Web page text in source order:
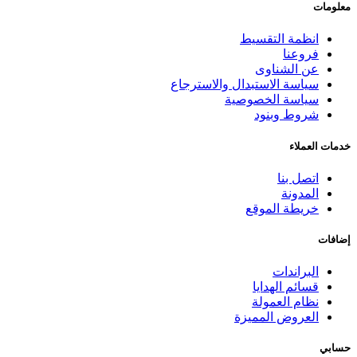
معلومات
انظمة التقسيط
فروعنا
عن الشناوى
سياسة الاستبدال والاسترجاع
سياسة الخصوصية
شروط وبنود
خدمات العملاء
اتصل بنا
المدونة
خريطة الموقع
إضافات
البراندات
قسائم الهدايا
نظام العمولة
العروض المميزة
حسابي